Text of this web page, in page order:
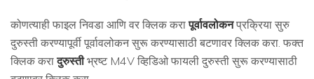
कोणत्याही फाइल निवडा आणि वर क्लिक करापूर्वावलोकनप्रक्रिया सुरु
दुरुस्ती करण्यापूर्वी पूर्वावलोकन सुरू करण्यासाठी बटणावर क्लिक करा. फक्त
क्लिक करादुरुस्तीभ्रष्ट M4V व्हिडिओ फायली दुरुस्ती सुरू करण्यासाठी